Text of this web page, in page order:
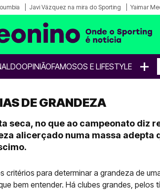
Javi Vázquez na mira do Sporting Yaimar
OPINIÃOFAMOSOS E LIFESTYLE +
DE GRANDEZA
seca, no que ao campeonato diz
alicerçado numa massa adepta
critérios para determinar a grandeza de
bem entender. Há clubes grandes, pelos